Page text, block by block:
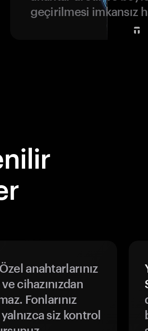
geçirilmesi imkansız
Özel anahtarlarınız
cihazınızdan
Fonlarınız
siz kontrol